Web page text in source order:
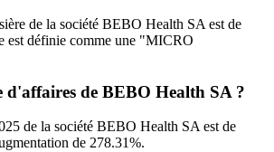
de la société BEBO Health SA est de
est définie comme une "MICRO
d'affaires de BEBO Health SA ?
de la société BEBO Health SA est de
de 278.31%.